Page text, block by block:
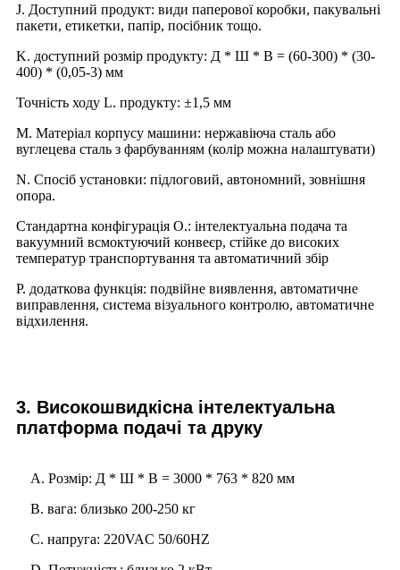
J. Доступний продукт: види паперової коробки, пакувальні
пакети, етикетки, папір, посібник тощо.
K. доступний розмір продукту: Д * Ш * В = (60-300) * (30-
400) * (0,05-3) мм
Точність ходу L. продукту: ±1,5 мм
M. Матеріал корпусу машини: нержавіюча сталь або
вуглецева сталь з фарбуванням (колір можна налаштувати)
N. Спосіб установки: підлоговий, автономний, зовнішня
опора.
Стандартна конфігурація O.: інтелектуальна подача та
вакуумний всмоктуючий конвеєр, стійке до високих
температур транспортування та автоматичний збір
P. додаткова функція: подвійне виявлення, автоматичне
виправлення, система візуального контролю, автоматичне
відхилення.
3. Високошвидкісна інтелектуальна
платформа подачі та друку
A. Розмір: Д * Ш * В = 3000 * 763 * 820 мм
B. вага: близько 200-250 кг
C. напруга: 220VAC 50/60HZ